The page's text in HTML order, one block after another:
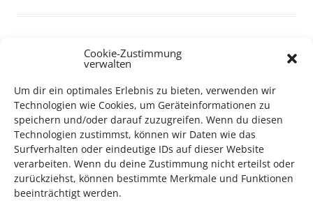
Cookie-Zustimmung
verwalten
Um dir ein optimales Erlebnis zu bieten, verwenden wir
Technologien wie Cookies, um Geräteinformationen zu
speichern und/oder darauf zuzugreifen. Wenn du diesen
Technologien zustimmst, können wir Daten wie das
Surfverhalten oder eindeutige IDs auf dieser Website
verarbeiten. Wenn du deine Zustimmung nicht erteilst oder
zurückziehst, können bestimmte Merkmale und Funktionen
beeinträchtigt werden.
Das Kulturparkett freut sich stets überehrenamtliche
Mithilfe im Bereich Technik. Sie haben Interesse? Dann
melden Sie sich unter
info@kulturparkett-rhein-neckar.de
*KULTURTIPP SOMMERPAUSE: FESTIVAL DES DEUTSCHEN FILMS*